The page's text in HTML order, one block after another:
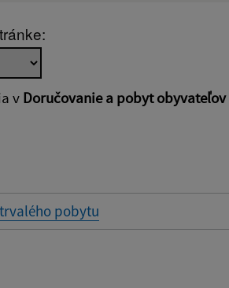
do:
v Doručovanie a pobyt obyvateľov
pobytu